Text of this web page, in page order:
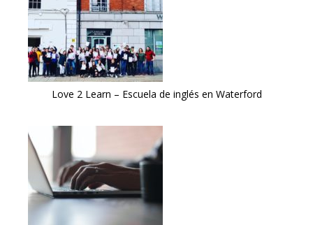
Love 2 Learn – Escuela de inglés en Waterford